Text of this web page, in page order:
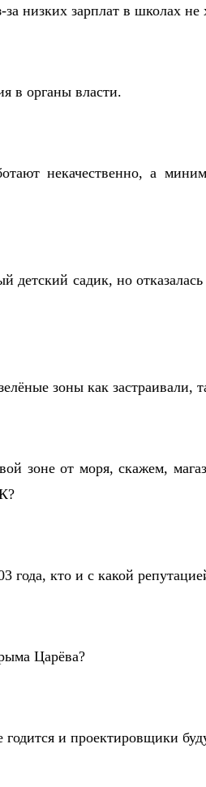
низких зарплат в школах не
в органы власти.
некачественно, а
садик, но
зоны как застраивали,
зоне от моря, скажем,
кто и с какой
Царёва?
и проектировщики